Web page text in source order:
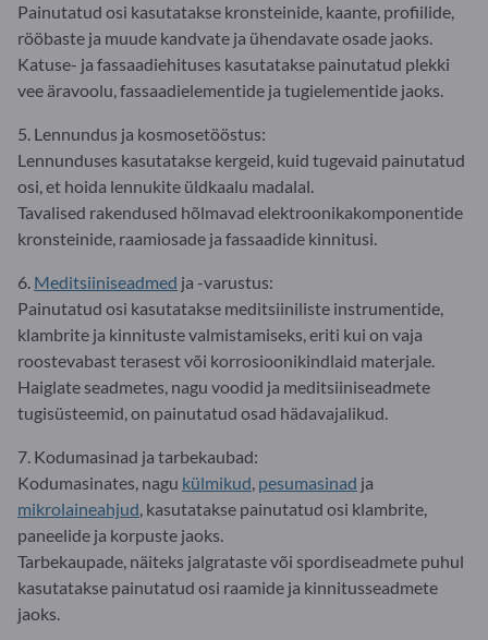
Painutatud osi kasutatakse kronsteinide, kaante, profiilide,
rööbaste ja muude kandvate ja ühendavate osade jaoks.
Katuse- ja fassaadiehituses kasutatakse painutatud plekki
vee äravoolu, fassaadielementide ja tugielementide jaoks.
5. Lennundus ja kosmosetööstus:
Lennunduses kasutatakse kergeid, kuid tugevaid painutatud
osi, et hoida lennukite üldkaalu madalal.
Tavalised rakendused hõlmavad elektroonikakomponentide
kronsteinide, raamiosade ja fassaadide kinnitusi.
6. Meditsiiniseadmed ja -varustus:
Painutatud osi kasutatakse meditsiiniliste instrumentide,
klambrite ja kinnituste valmistamiseks, eriti kui on vaja
roostevabast terasest või korrosioonikindlaid materjale.
Haiglate seadmetes, nagu voodid ja meditsiiniseadmete
tugisüsteemid, on painutatud osad hädavajalikud.
7. Kodumasinad ja tarbekaubad:
Kodumasinates, nagu külmikud, pesumasinad ja
mikrolaineahjud, kasutatakse painutatud osi klambrite,
paneelide ja korpuste jaoks.
Tarbekaupade, näiteks jalgrataste või spordiseadmete puhul
kasutatakse painutatud osi raamide ja kinnitusseadmete
jaoks.